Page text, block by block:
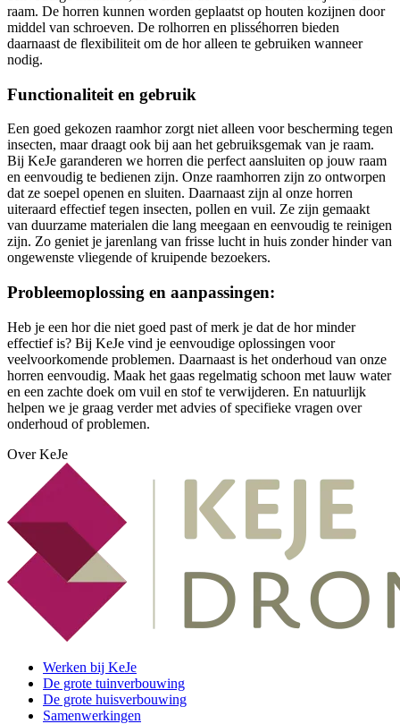
raam. De horren kunnen worden geplaatst op houten kozijnen door
middel van schroeven. De rolhorren en plisséhorren bieden
daarnaast de flexibiliteit om de hor alleen te gebruiken wanneer
nodig.
Functionaliteit en gebruik
Een goed gekozen raamhor zorgt niet alleen voor bescherming tegen
insecten, maar draagt ook bij aan het gebruiksgemak van je raam.
Bij KeJe garanderen we horren die perfect aansluiten op jouw raam
en eenvoudig te bedienen zijn. Onze raamhorren zijn zo ontworpen
dat ze soepel openen en sluiten. Daarnaast zijn al onze horren
uiteraard effectief tegen insecten, pollen en vuil. Ze zijn gemaakt
van duurzame materialen die lang meegaan en eenvoudig te reinigen
zijn. Zo geniet je jarenlang van frisse lucht in huis zonder hinder van
ongewenste vliegende of kruipende bezoekers.
Probleemoplossing en aanpassingen:
Heb je een hor die niet goed past of merk je dat de hor minder
effectief is? Bij KeJe vind je eenvoudige oplossingen voor
veelvoorkomende problemen. Daarnaast is het onderhoud van onze
horren eenvoudig. Maak het gaas regelmatig schoon met lauw water
en een zachte doek om vuil en stof te verwijderen. En natuurlijk
helpen we je graag verder met advies of specifieke vragen over
onderhoud of problemen.
Over KeJe
Werken bij KeJe
De grote tuinverbouwing
De grote huisverbouwing
Samenwerkingen